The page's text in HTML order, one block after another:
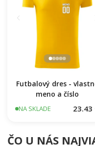
Futbalový dres -
meno a číslo
NA SKLADE 23.43
ČO U NÁS